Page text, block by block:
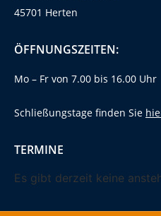
45701 Herten
ÖFFNUNGSZEITEN:
Mo – Fr von 7.00 bis 16.00 Uhr
Schließungstage finden Sie
TERMINE
Es gibt derzeit keine